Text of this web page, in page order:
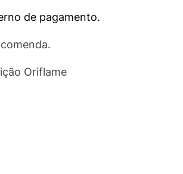
de pagamento.
Oriflame